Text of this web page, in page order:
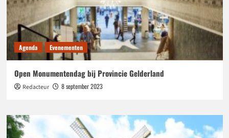
Agenda Evenementen
Open Monumentendag bij Provincie Gelderland
Redacteur 8 september 2023